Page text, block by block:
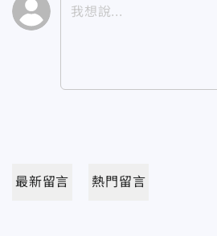
最新留言 熱門留言